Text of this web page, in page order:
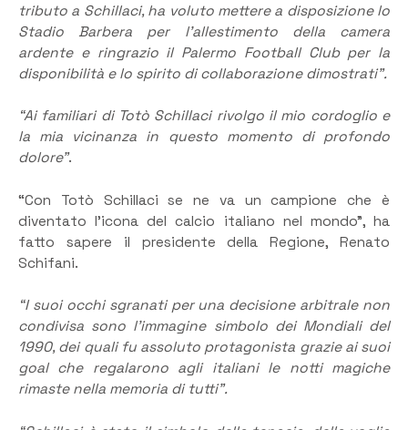
tributo a Schillaci, ha voluto mettere a disposizione lo
Stadio Barbera per l’allestimento della camera
ardente e ringrazio il Palermo Football Club per la
disponibilità e lo spirito di collaborazione dimostrati”.
“Ai familiari di Totò Schillaci rivolgo il mio cordoglio e
la mia vicinanza in questo momento di profondo
dolore”.
“Con Totò Schillaci se ne va un campione che è
diventato l’icona del calcio italiano nel mondo”, ha
fatto sapere il presidente della Regione, Renato
Schifani.
“I suoi occhi sgranati per una decisione arbitrale non
condivisa sono l’immagine simbolo dei Mondiali del
1990, dei quali fu assoluto protagonista grazie ai suoi
goal che regalarono agli italiani le notti magiche
rimaste nella memoria di tutti”.